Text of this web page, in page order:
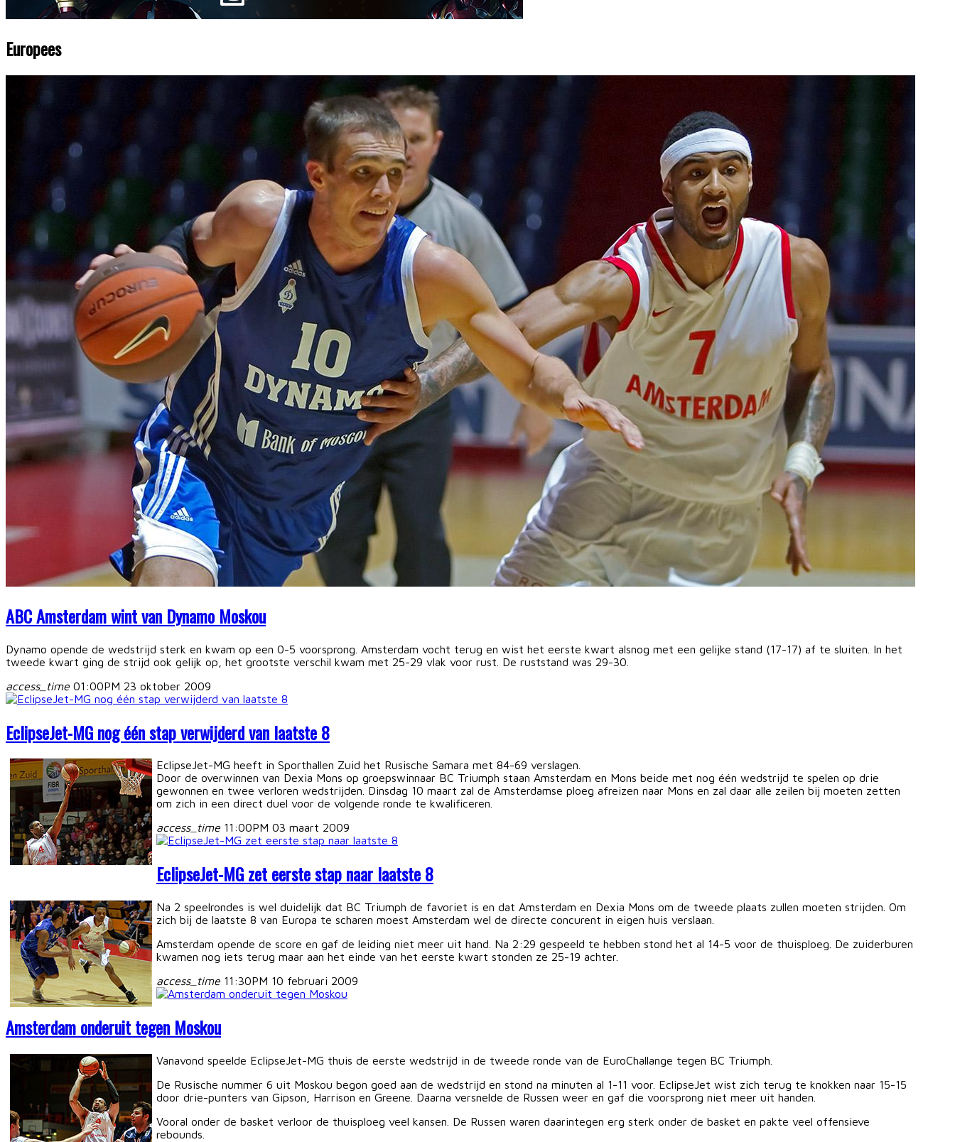
Europees
ABC Amsterdam wint van Dynamo Moskou
Dynamo opende de wedstrijd sterk en kwam op een 0-5 voorsprong. Amsterdam vocht terug en wist het eerste kwart alsnog met een gelijke stand (17-17) af te sluiten. In het
tweede kwart ging de strijd ook gelijk op, het grootste verschil kwam met 25-29 vlak voor rust. De ruststand was 29-30.
access_time 01:00PM 23 oktober 2009
EclipseJet-MG nog één stap verwijderd van laatste 8
EclipseJet-MG heeft in Sporthallen Zuid het Rusische Samara met 84-69 verslagen.
Door de overwinnen van Dexia Mons op groepswinnaar BC Triumph staan Amsterdam en Mons beide met nog één wedstrijd te spelen op drie
gewonnen en twee verloren wedstrijden. Dinsdag 10 maart zal de Amsterdamse ploeg afreizen naar Mons en zal daar alle zeilen bij moeten zetten
om zich in een direct duel voor de volgende ronde te kwalificeren.
access_time 11:00PM 03 maart 2009
EclipseJet-MG zet eerste stap naar laatste 8
Na 2 speelrondes is wel duidelijk dat BC Triumph de favoriet is en dat Amsterdam en Dexia Mons om de tweede plaats zullen moeten strijden. Om
zich bij de laatste 8 van Europa te scharen moest Amsterdam wel de directe concurent in eigen huis verslaan.
Amsterdam opende de score en gaf de leiding niet meer uit hand. Na 2:29 gespeeld te hebben stond het al 14-5 voor de thuisploeg. De zuiderburen
kwamen nog iets terug maar aan het einde van het eerste kwart stonden ze 25-19 achter.
access_time 11:30PM 10 februari 2009
Amsterdam onderuit tegen Moskou
Vanavond speelde EclipseJet-MG thuis de eerste wedstrijd in de tweede ronde van de EuroChallange tegen BC Triumph.
De Rusische nummer 6 uit Moskou begon goed aan de wedstrijd en stond na minuten al 1-11 voor. EclipseJet wist zich terug te knokken naar 15-15
door drie-punters van Gipson, Harrison en Greene. Daarna versnelde de Russen weer en gaf die voorsprong niet meer uit handen.
Vooral onder de basket verloor de thuisploeg veel kansen. De Russen waren daarintegen erg sterk onder de basket en pakte veel offensieve
rebounds.